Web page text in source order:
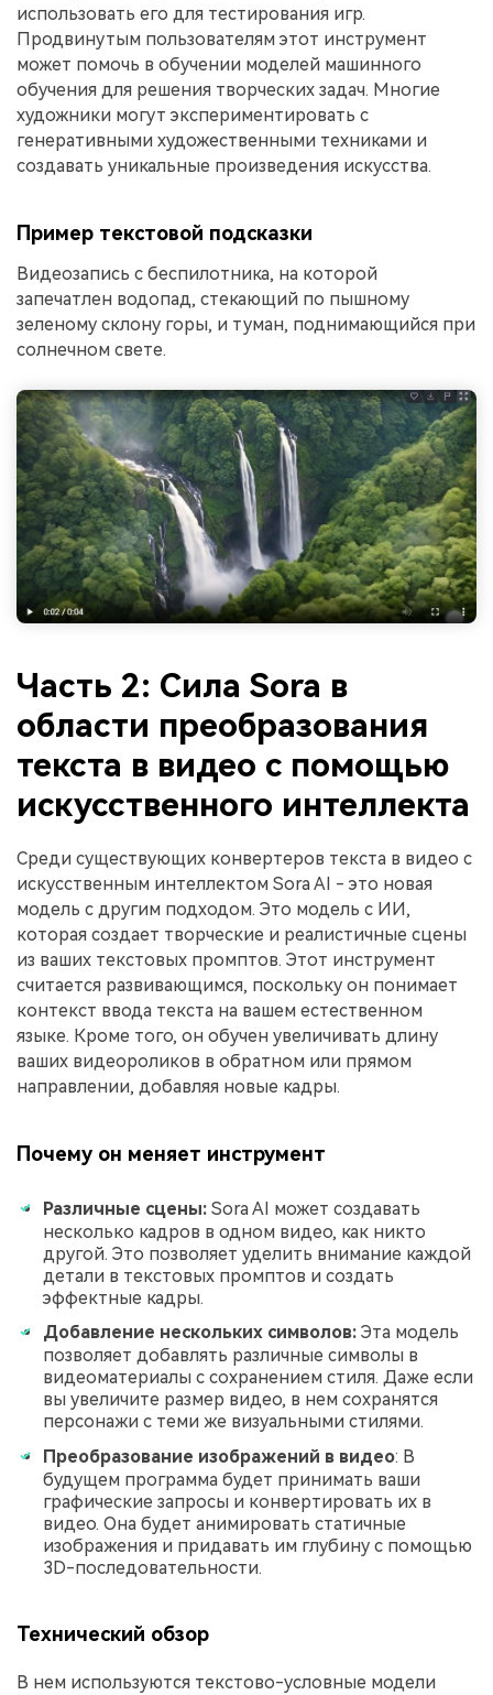
использовать его для тестирования игр.
Продвинутым пользователям этот инструмент
может помочь в обучении моделей машинного
обучения для решения творческих задач. Многие
художники могут экспериментировать с
генеративными художественными техниками и
создавать уникальные произведения искусства.
Пример текстовой подсказки
Видеозапись с беспилотника, на которой
запечатлен водопад, стекающий по пышному
зеленому склону горы, и туман, поднимающийся при
солнечном свете.
Часть 2: Сила Sora в
области преобразования
текста в видео с помощью
искусственного интеллекта
Среди существующих конвертеров текста в видео с
искусственным интеллектом Sora AI - это новая
модель с другим подходом. Это модель с ИИ,
которая создает творческие и реалистичные сцены
из ваших текстовых промптов. Этот инструмент
считается развивающимся, поскольку он понимает
контекст ввода текста на вашем естественном
языке. Кроме того, он обучен увеличивать длину
ваших видеороликов в обратном или прямом
направлении, добавляя новые кадры.
Почему он меняет инструмент
Различные сцены: Sora AI может создавать
несколько кадров в одном видео, как никто
другой. Это позволяет уделить внимание каждой
детали в текстовых промптов и создать
эффектные кадры.
Добавление нескольких символов: Эта модель
позволяет добавлять различные символы в
видеоматериалы с сохранением стиля. Даже если
вы увеличите размер видео, в нем сохранятся
персонажи с теми же визуальными стилями.
Преобразование изображений в видео: В
будущем программа будет принимать ваши
графические запросы и конвертировать их в
видео. Она будет анимировать статичные
изображения и придавать им глубину с помощью
3D-последовательности.
Технический обзор
В нем используются текстово-условные модели